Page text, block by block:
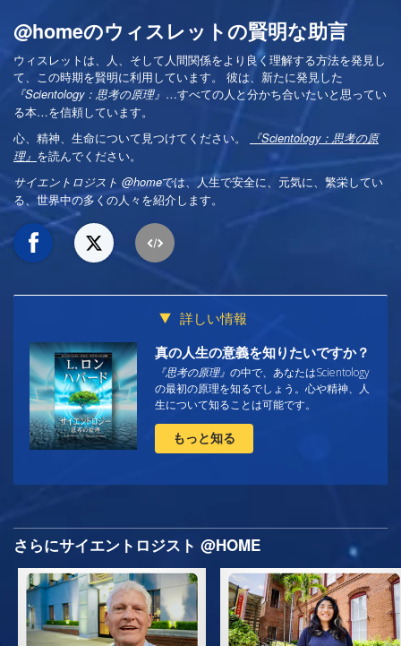
@homeのウィスレットの賢明な助言
ウィスレットは、人、そして人間関係をより良く理解する方法を発見し
て、この時期を賢明に利用しています。 彼は、新たに発見した
『Scientology：思考の原理』 …すべての人と分かち合いたいと思ってい
る本…を信頼しています。
心、精神、生命について見つけてください。
『Scientology：思考の原
理』 を読んでください。
サイエントロジスト @homeでは、人生で安全に、元気に、繁栄してい
る、世界中の多くの人々を紹介します。
詳しい情報
真の人生の意義を知りたいですか？
『思考の原理』 の中で、あなたはScientology
の最初の原理を知るでしょう。心や精神、人
生について知ることは可能です。
もっと知る
さらにサイエントロジスト @HOME